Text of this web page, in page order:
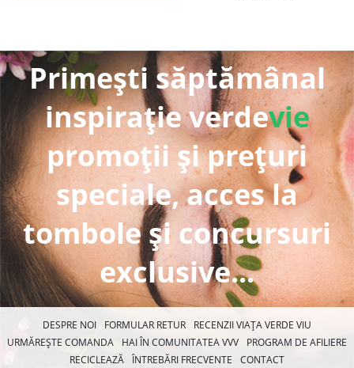
Primești săptămânal
inspirație verdevie
promoții și prețuri
speciale, acces la
tombole și concursuri
exclusive...
DESPRE NOI FORMULAR RETUR
RECENZII VIAȚA VERDE VIU
URMĂREȘTE COMANDA
HAI ÎN COMUNITATEA VVV
PROGRAM DE AFILIERE
RECICLEAZĂ ÎNTREBĂRI FRECVENTE CONTACT